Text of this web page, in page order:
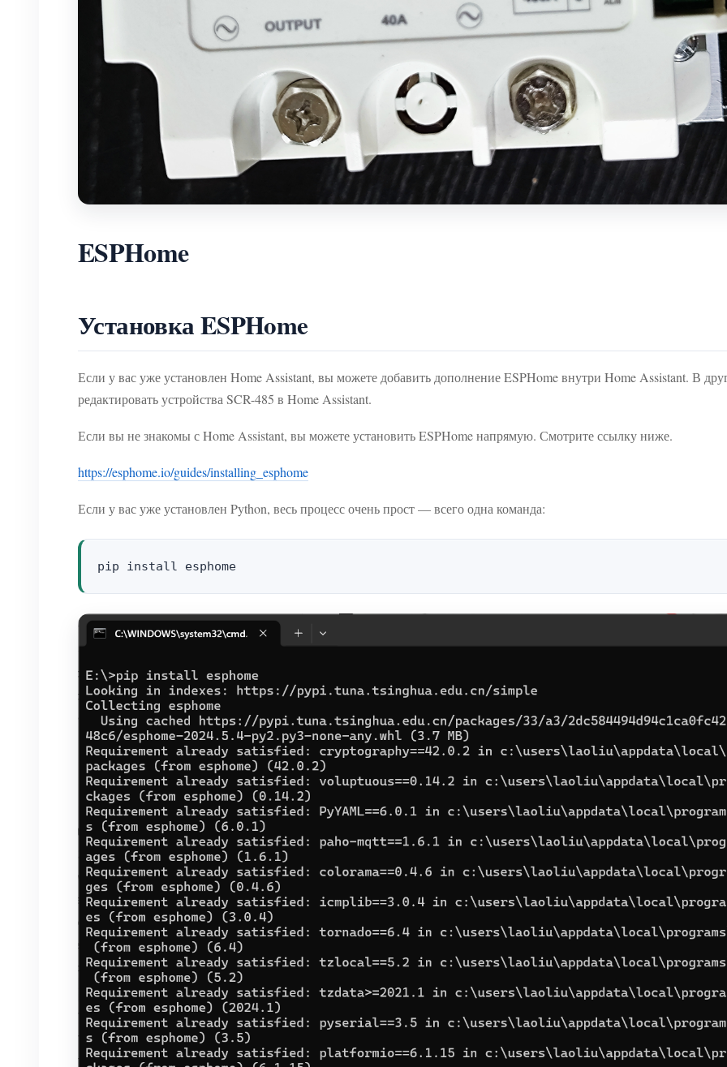
ESPHome
Установка ESPHome
Если у вас уже установлен Home Assistant, вы можете добавить дополнение ESPHome внутри Home Assistant. В
редактировать устройства SCR-485 в Home Assistant.
Если вы не знакомы с Home Assistant, вы можете установить ESPHome напрямую. Смотрите ссылку ниже.
https://esphome.io/guides/installing_esphome
Если у вас уже установлен Python, весь процесс очень прост — всего одна команда: